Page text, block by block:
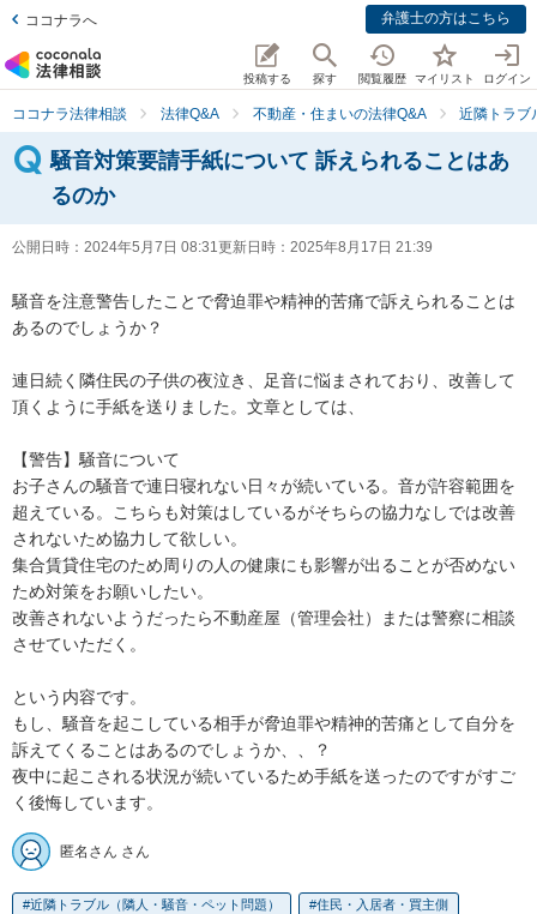
ココナラへ 弁護士の方はこちら
投稿する 探す 閲覧履歴 マイリスト ログイン
ココナラ法律相談 法律Q&A 不動産・住まいの法律Q&A 近隣トラブ
騒音対策要請手紙について 訴えられることはあ
るのか
公開日時： 2024年5月7日 08:31更新日時： 2025年8月17日 21:39
騒音を注意警告したことで脅迫罪や精神的苦痛で訴えられることは
あるのでしょうか？
連日続く隣住民の子供の夜泣き、足音に悩まされており、改善して
頂くように手紙を送りました。文章としては、
【警告】騒音について
お子さんの騒音で連日寝れない日々が続いている。音が許容範囲を
超えている。こちらも対策はしているがそちらの協力なしでは改善
されないため協力して欲しい。
集合賃貸住宅のため周りの人の健康にも影響が出ることが否めない
ため対策をお願いしたい。
改善されないようだったら不動産屋（管理会社）または警察に相談
させていただく。
という内容です。
もし、騒音を起こしている相手が脅迫罪や精神的苦痛として自分を
訴えてくることはあるのでしょうか、、？
夜中に起こされる状況が続いているため手紙を送ったのですがすご
く後悔しています。
匿名さん さん
近隣トラブル（隣人・騒音・ペット問題） 住民・入居者・買主側